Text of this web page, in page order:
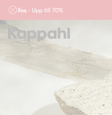
Rea - Upp till 70%
Röda priser gäller. Kan ej kombineras
Priser och produkter kan variera online
Dam Barn